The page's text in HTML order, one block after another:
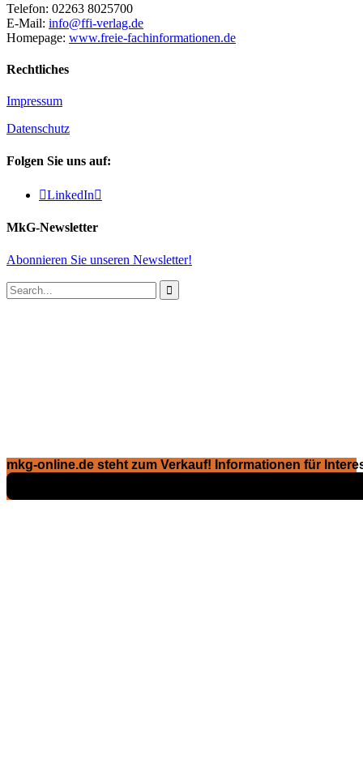
Telefon: 02263 8025700
E-Mail: info@ffi-verlag.de
Homepage: www.freie-fachinformationen.de
Rechtliches
Impressum
Datenschutz
Folgen Sie uns auf:
LinkedIn
MkG-Newsletter
Abonnieren Sie unseren Newsletter!

mkg-online.de steht zum Verkauf! Informationen für